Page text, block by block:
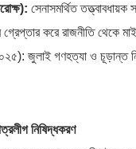
সেনাসমর্থিত
গ্রেপ্তার করে রাজনীতি থেকে
জুলাই গণহত্যা ও চূড়ান্ত
নিষিদ্ধকরণ